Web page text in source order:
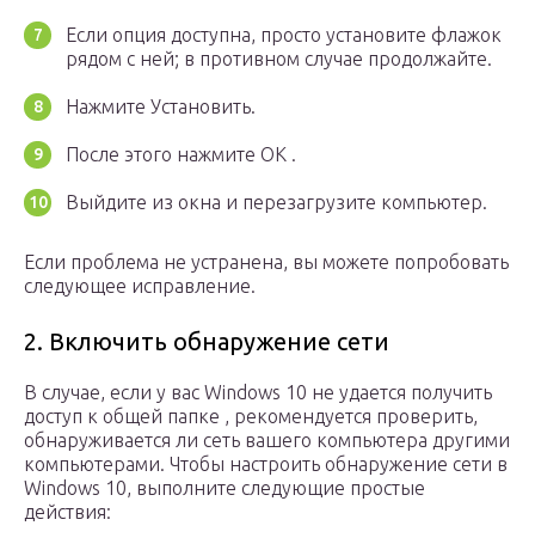
Если опция доступна, просто установите флажок
рядом с ней; в противном случае продолжайте.
Нажмите Установить.
После этого нажмите ОК .
Выйдите из окна и перезагрузите компьютер.
Если проблема не устранена, вы можете попробовать
следующее исправление.
2. Включить обнаружение сети
В случае, если у вас Windows 10 не удается получить
доступ к общей папке , рекомендуется проверить,
обнаруживается ли сеть вашего компьютера другими
компьютерами. Чтобы настроить обнаружение сети в
Windows 10, выполните следующие простые
действия: